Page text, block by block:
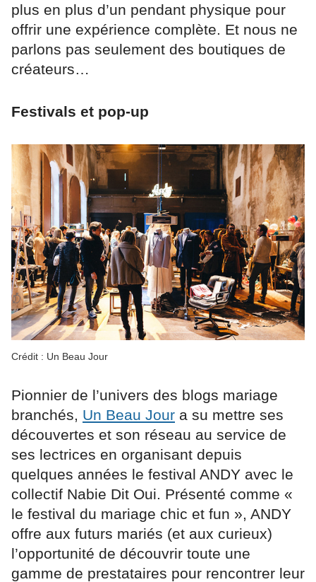
plus en plus d’un pendant physique pour
offrir une expérience complète. Et nous ne
parlons pas seulement des boutiques de
créateurs…
Festivals et pop-up
Crédit : Un Beau Jour
Pionnier de l’univers des blogs mariage
branchés, Un Beau Jour a su mettre ses
découvertes et son réseau au service de
ses lectrices en organisant depuis
quelques années le festival ANDY avec le
collectif Nabie Dit Oui. Présenté comme «
le festival du mariage chic et fun », ANDY
offre aux futurs mariés (et aux curieux)
l’opportunité de découvrir toute une
gamme de prestataires pour rencontrer leur